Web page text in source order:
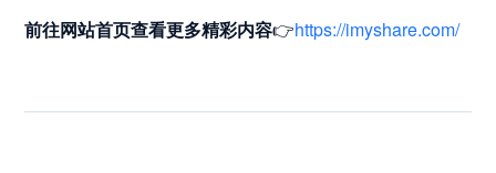
前往网站首页查看更多精彩内容👉https://imyshare.com/